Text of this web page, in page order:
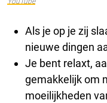
Als je op je zij
nieuwe dingen
Je bent relaxt,
gemakkelijk om
moeilijkheden